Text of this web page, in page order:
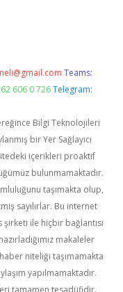
Teams:
606 0 726 Telegram:
Bilgi Teknolojileri
bir Yer Sağlayıcı
içerikleri proaktif
bulunmamaktadır.
taşımakta olup,
sayılırlar. Bu internet
ile hiçbir bağlantısı
makaleler
niteliği taşımamakta
yapılmamaktadır.
tamamen tesadüfidir.